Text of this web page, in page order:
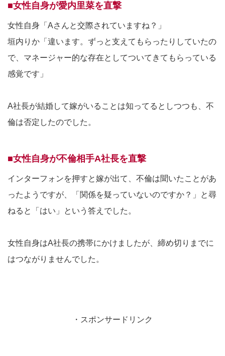
■女性自身が愛内里菜を直撃
女性自身「Aさんと交際されていますね？」
垣内りか「違います。ずっと支えてもらったりしていたの
で、マネージャー的な存在としてついてきてもらっている
感覚です」
A社長が結婚して嫁がいることは知ってるとしつつも、不
倫は否定したのでした。
■女性自身が不倫相手A社長を直撃
インターフォンを押すと嫁が出て、不倫は聞いたことがあ
ったようですが、「関係を疑っていないのですか？」と尋
ねると「はい」という答えでした。
女性自身はA社長の携帯にかけましたが、締め切りまでに
はつながりませんでした。
・スポンサードリンク